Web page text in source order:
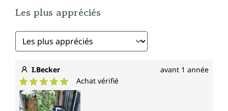
Les plus appréciés
I.Becker avant 1 année
Note moyenne de 5 sur 5 étoiles
Achat vérifié